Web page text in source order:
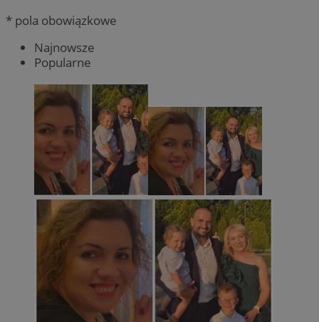
* pola obowiązkowe
Najnowsze
Popularne